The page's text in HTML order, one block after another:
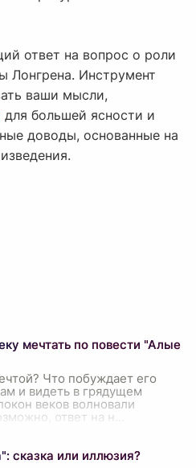
ответ на вопрос о роли
Лонгрена. Инструмент
ваши мысли,
для большей ясности и
доводы, основанные на
мечтать по повести "Алые
Что побуждает его
и видеть в грядущем
веков волновали
ответ на н
сказка или иллюзия?